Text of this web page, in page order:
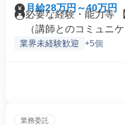
月給28万円～40万円
必要な経験・能力等
（講師とのコミュニ
業界未経験歓迎 +5個
業務委託